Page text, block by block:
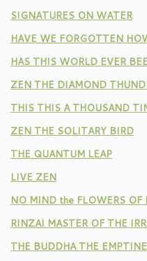
SIGNATURES ON WATER
HAVE WE FORGOTTEN
HAS THIS WORLD EVER
ZEN THE DIAMOND
THIS THIS A THOUSAND
ZEN THE SOLITARY BIRD
THE QUANTUM LEAP
LIVE ZEN
NO MIND the FLOWERS OF
RINZAI MASTER OF THE
THE BUDDHA THE